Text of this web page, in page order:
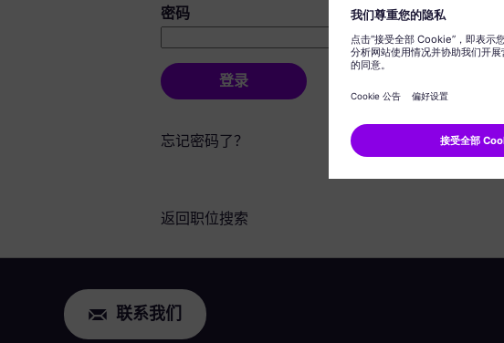
密码
登录
忘记密码了？
返回职位搜索
联系我们